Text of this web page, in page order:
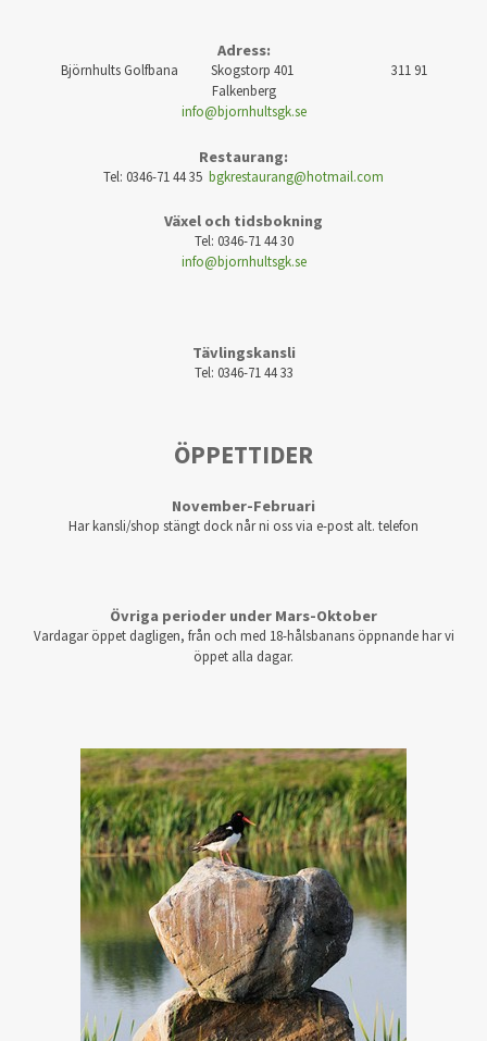
Adress:
Björnhults Golfbana Skogstorp 401 311 91
Falkenberg
info@bjornhultsgk.se
Restaurang:
Tel: 0346-71 44 35 bgkrestaurang@hotmail.com
Växel och tidsbokning
Tel: 0346-71 44 30
info@bjornhultsgk.se
Tävlingskansli
Tel: 0346-71 44 33
ÖPPETTIDER
November-Februari
Har kansli/shop stängt dock når ni oss via e-post alt. telefon
Övriga perioder under Mars-Oktober
Vardagar öppet dagligen, från och med 18-hålsbanans öppnande har vi
öppet alla dagar.